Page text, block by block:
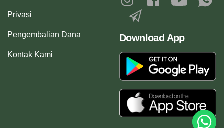
Privasi
Pengembalian Dana
Kontak Kami
Download App